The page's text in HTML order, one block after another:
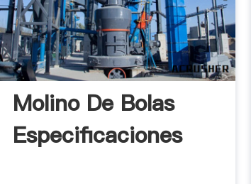
Molino De Bolas
Especificaciones